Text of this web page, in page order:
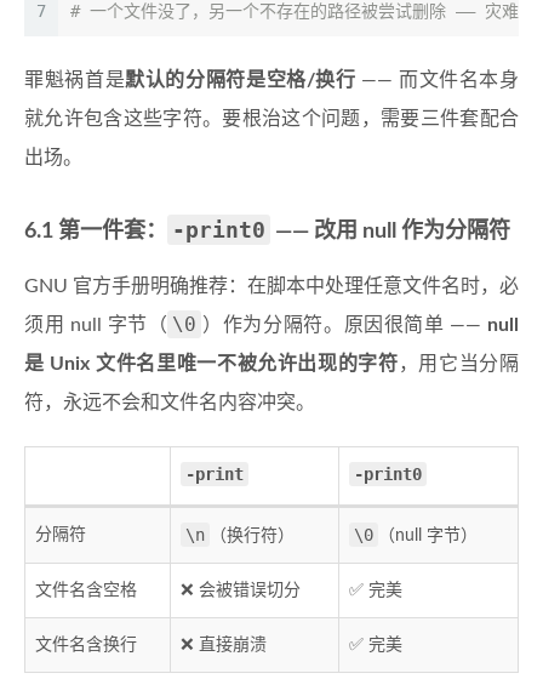
7
# 一个文件没了，另一个不存在的路径被尝试删除 —— 灾难
罪魁祸首是默认的分隔符是空格/换行 —— 而文件名本身
就允许包含这些字符。要根治这个问题，需要三件套配合
出场。
6.1 第一件套： -print0 —— 改用 null 作为分隔符
GNU 官方手册明确推荐：在脚本中处理任意文件名时，必
须用 null 字节（ \0 ）作为分隔符。原因很简单 —— null
是 Unix 文件名里唯一不被允许出现的字符，用它当分隔
符，永远不会和文件名内容冲突。
-print -print0
分隔符 \n （换行符） \0 （null 字节）
文件名含空格 ❌ 会被错误切分 ✅ 完美
文件名含换行 ❌ 直接崩溃 ✅ 完美